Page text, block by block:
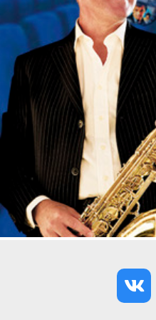
«Интуиция» на сайте
точку зрения — кому
выбрать смогут
Результаты
спектаклю и в целом
постоянно, так
меняется мнение
героев они
Сумма всех голосов
отдельным опросам
тысяч, а количество
превысило более
на сегодняшний
Прежде всего
спектакля мне пишут